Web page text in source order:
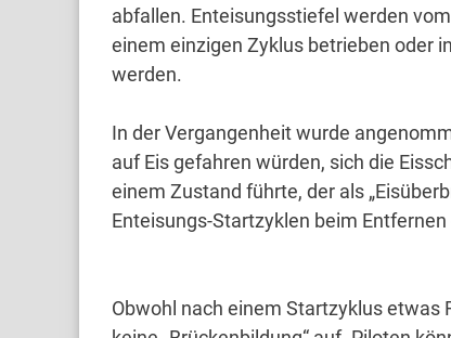
abfallen. Enteisungsstiefel werden
einem einzigen Zyklus betrieben oder
werden.
In der Vergangenheit wurde
auf Eis gefahren würden, sich die
einem Zustand führte, der als
Enteisungs-Startzyklen beim
Obwohl nach einem Startzyklus etwas